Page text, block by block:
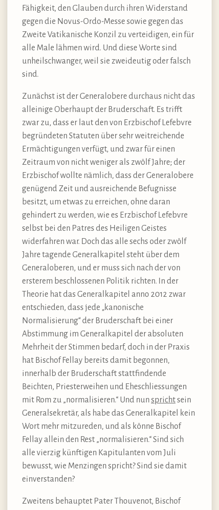
Fähigkeit, den Glauben durch ihren Widerstand
gegen die Novus-Ordo-Messe sowie gegen das
Zweite Vatikanische Konzil zu verteidigen, ein für
alle Male lähmen wird. Und diese Worte sind
unheilschwanger, weil sie zweideutig oder falsch
sind.
Zunächst ist der Generalobere durchaus nicht das
alleinige Oberhaupt der Bruderschaft. Es trifft
zwar zu, dass er laut den von Erzbischof Lefebvre
begründeten Statuten über sehr weitreichende
Ermächtigungen verfügt, und zwar für einen
Zeitraum von nicht weniger als zwölf Jahre; der
Erzbischof wollte nämlich, dass der Generalobere
genügend Zeit und ausreichende Befugnisse
besitzt, um etwas zu erreichen, ohne daran
gehindert zu werden, wie es Erzbischof Lefebvre
selbst bei den Patres des Heiligen Geistes
widerfahren war. Doch das alle sechs oder zwölf
Jahre tagende Generalkapitel steht über dem
Generaloberen, und er muss sich nach der von
ersterem beschlossenen Politik richten. In der
Theorie hat das Generalkapitel anno 2012 zwar
entschieden, dass jede „kanonische
Normalisierung“ der Bruderschaft bei einer
Abstimmung im Generalkapitel der absoluten
Mehrheit der Stimmen bedarf, doch in der Praxis
hat Bischof Fellay bereits damit begonnen,
innerhalb der Bruderschaft stattfindende
Beichten, Priesterweihen und Eheschliessungen
mit Rom zu „normalisieren.“ Und nun sprichtsein
Generalsekretär, als habe das Generalkapitel kein
Wort mehr mitzureden, und als könne Bischof
Fellay allein den Rest „normalisieren.“ Sind sich
alle vierzig künftigen Kapitulanten vom Juli
bewusst, wie Menzingen spricht? Sind sie damit
einverstanden?
Zweitens behauptet Pater Thouvenot, Bischof